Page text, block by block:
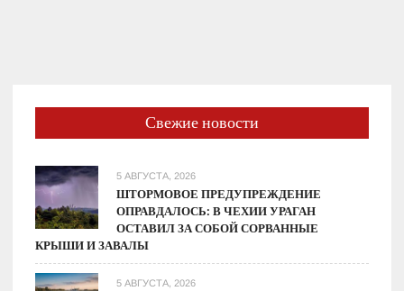
быть
источником
Свежие новости
5 АВГУСТА, 2026
ШТОРМОВОЕ ПРЕДУПРЕЖДЕНИЕ
ОПРАВДАЛОСЬ: В ЧЕХИИ УРАГАН
ОСТАВИЛ ЗА СОБОЙ СОРВАННЫЕ
КРЫШИ И ЗАВАЛЫ
5 АВГУСТА, 2026